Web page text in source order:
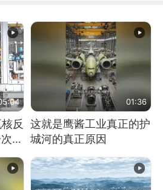
反
燃
01:36
这就是鹰酱工业真正的护
城河的真正原因